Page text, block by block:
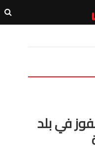
في بلد